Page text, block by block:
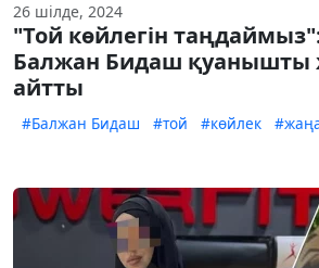
26 шілде, 2024
"Той көйлегін
Балжан Бидаш
айтты
#Балжан Бидаш #той #көйлек